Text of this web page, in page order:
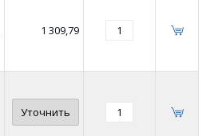
1 309,79
Уточнить